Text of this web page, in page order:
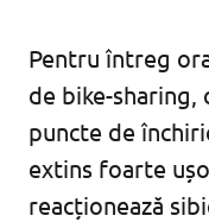
Pentru întreg
de bike-sharing,
puncte de
extins foarte
reacționează